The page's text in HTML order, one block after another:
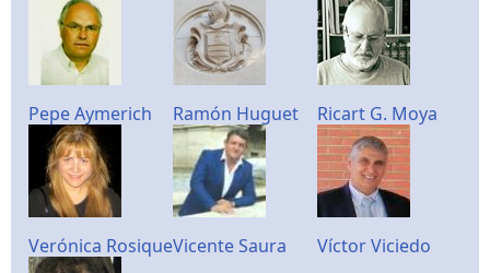
Pepe Aymerich Ramón Huguet Ricart G. Moya
Verónica RosiqueVicente Saura Víctor Viciedo